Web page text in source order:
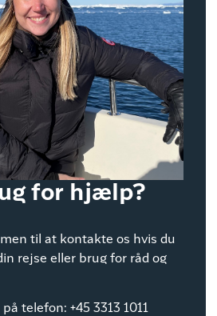
for hjælp?
til at kontakte os hvis du
rejse eller brug for råd og
telefon: +45 3313 1011